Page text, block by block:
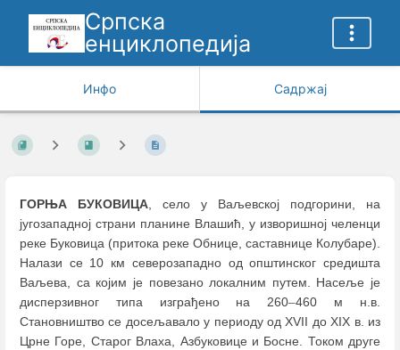
Српска
енциклопедија
Инфо Садржај
ГОРЊА БУКОВИЦА, село у Ваљевској подгорини, на
југозападној страни планине Влашић, у изворишној челенци
реке Буковица (притока реке Обнице, саставнице Колубаре).
Налази се 10 км северозападно од општинског средишта
Ваљева, са којим је повезано локалним путем. Насеље је
дисперзивног типа изграђено на 260–460 м н.в.
Становништво се досељавало у периоду од XVII до XIX в. из
Црне Горе, Старог Влаха, Азбуковице и Босне. Током друге